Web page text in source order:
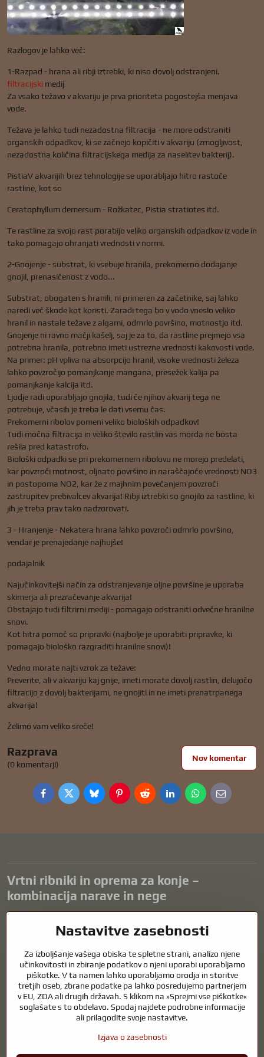
Razlogov je lahko več:
1-Razpad - hrana ali ribji iztrebki, ki niso dovolj odstranjeni.
filtracijski medij
Za vsako težavo v akvariju je prva prioriteta pogostejša menjava
vode.
Težava je lahko tudi nezadostna filtracija - ne more odstraniti
organskih odpadkov, ki se začnejo kopičiti v akvariju (zmogljivost,
nezadostna količina filtracijskega medija za naselitev bakterij).
PistiaV akvarijih brez tehnologije se uporabljajo hitro rastoče
rastline, kot so
Ceratophyllum demersum - Rožkatec, Pistia stratiotes itd.
Te rastline za svojo rast porabijo veliko organskih odpadkov iz vode in
tako pomagajo ohranjati vrednosti v normi.
2-Gnojenje - substrat, ki vsebuje hranila, prekomerno dodajanje
gnojil, prenasičenost z vodo...
Substrat, obogaten s hranili, ni primeren za začetnike, saj lahko
naredi več škode kot koristi. Zaradi tega bo v vodo vneslo veliko
hranil in nastale težave z algami, odmrlo površino, motnostjo itd.
Gnojenje ni ravno mačji kašelj, saj je za to, da rastline prejmejo vsa
potrebna hranila, potrebno imeti ustrezne vrednosti kakovosti vode.
Na primer: pH vpliva na absorpcijo hranil, visoke vrednosti železa
lahko povzročijo pomanjkanje mangana, presežek kalija pa
pomanjkanje kalcija itd.
Ljudje radi uporabljajo gnojila, tudi če njihov akvarij tega ne
potrebuje, včasih je treba le dati vsemu čas.
Prekomerni ribolov pomeni veliko bioloških odpadkov!
Tudi močna filtracija in veliko število rastlin vas morda ne bosta
rešila pred katastrofo.
Biološki odpadki se pri prekomernem ribolovu ne morejo predelati,
kar povzroči motnost, oljnato površino in naraščajoče vrednosti NO3
in postopoma NO2, kar že z majhnim povečanjem povzroči
zastrupitev prebivalcev akvarija! Ribji iztrebki so gnojilo za rastline, ki
jih je treba prav tako nadzorovati.
3 - Hranjenje - Nekatera hrana lahko povzroči odmrlo površino,
vendar je prenajedanje najhujše!
podajalnik
Najučinkovitejši način za odstranjevanje oljne površine je uporaba
skimerja ali prezračevanje akvarija!
Obstajajo tudi filtrirni mediji - pomagajo odstraniti odvečne hranilne
snovi.
Kot hitra pomoč so pripravki (najbolje je uporabiti pripravke, ki
pomagajo biološko razgraditi hranilne snovi)!
Vedno morate najti vzrok za težave:
Preverite, ali v akvariju kaj gnije, imeti morate dovolj rastlin, delujočo
filtracijo z dovolj bakterijami, ne gnojiti in ne imeti prenatrpanega
akvarija!
Želimo vam veliko sreče!
Razprava
(0 komentarji)
Nov komentar
FacebookTwitterBlueskyPinterestRedditLinkedInWhatsApp
E-
mail
Vrtni ribniki in oprema za konje –
kombinacija narave in nege
harmonično okolje za sprostitev in življenje vodnih živali. Pravilna
čisto vodo in zdrav ribnik skozi vse leto. Enako pomembna je skrb za
živali, ki so del našega življenja.
Konji potrebujejo kakovostno jahalno opremo, pravilno prehrano in
odgovorno nego, da so zdravi, močni in zadovoljni. Ne glede na to, ali
gre za opremo za jahače, rejce ali ljubitelje narave, je cilj ustvariti
okolje, ki podpira naravno ravnovesje, varnost in dobro počutje živali
Nastavitve zasebnosti
Za izboljšanje vašega obiska te spletne strani, analizo njene
učinkovitosti in zbiranje podatkov o njeni uporabi uporabljamo
piškotke. V ta namen lahko uporabljamo orodja in storitve
tretjih oseb, zbrane podatke pa lahko posredujemo partnerjem
v EU, ZDA ali drugih državah. S klikom na »Sprejmi vse piškotke«
soglašate s to obdelavo. Spodaj najdete podrobne informacije
ali prilagodite svoje nastavitve.
Izjava o zasebnosti